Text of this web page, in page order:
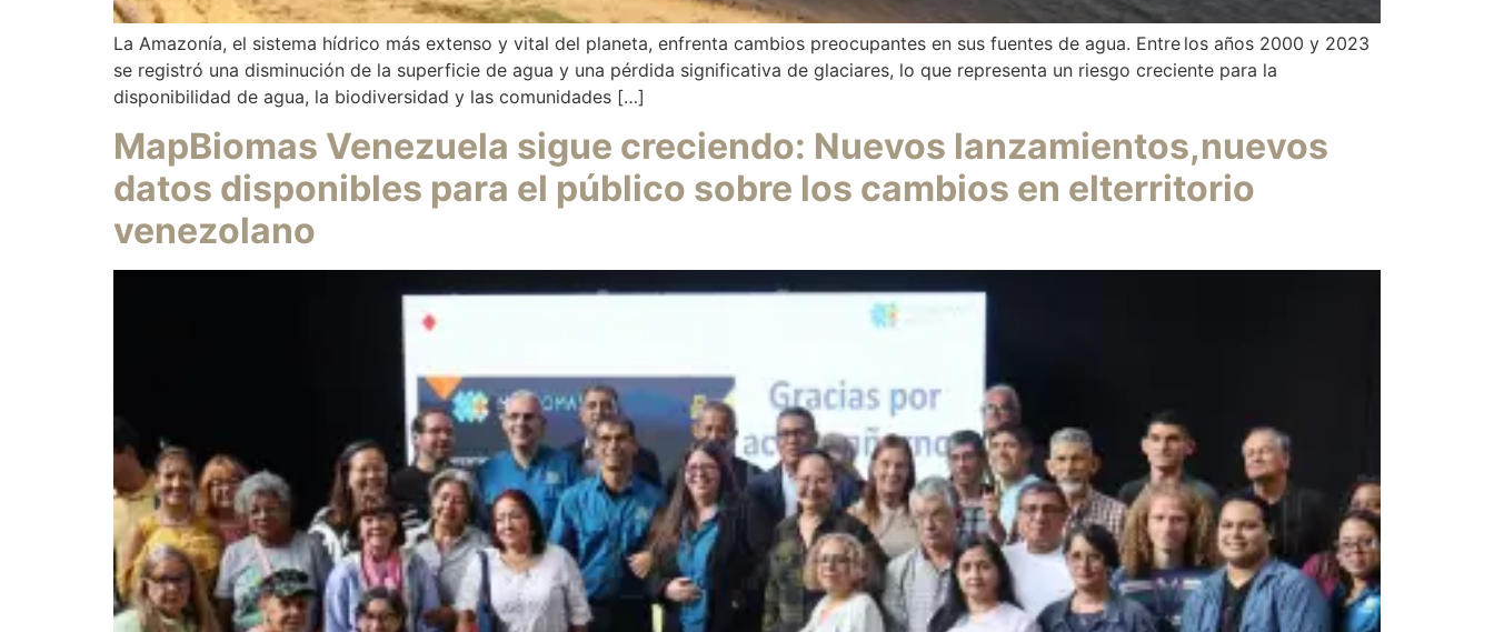
La Amazonía, el sistema hídrico más extenso y vital del planeta, enfrenta cambios preocupantes en sus fuentes de agua. Entre los años 2000 y 2023
se registró una disminución de la superficie de agua y una pérdida significativa de glaciares, lo que representa un riesgo creciente para la
disponibilidad de agua, la biodiversidad y las comunidades […]
MapBiomas Venezuela sigue creciendo: Nuevos lanzamientos,nuevos
datos disponibles para el público sobre los cambios en elterritorio
venezolano